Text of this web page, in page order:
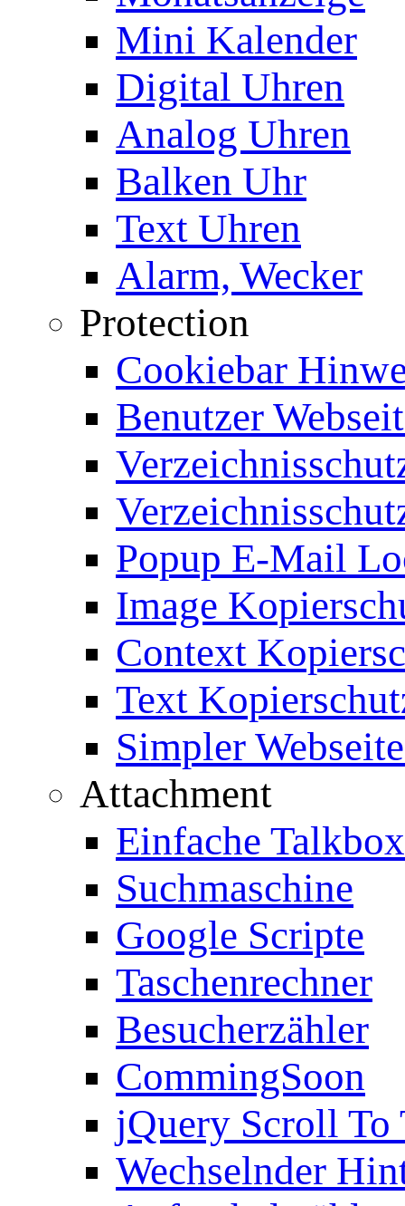
Mini Kalender
Digital Uhren
Analog Uhren
Balken Uhr
Text Uhren
Alarm, Wecker
Protection
Cookiebar
Benutzer
Popup E-Mail
Image
Context
Text
Simpler
Attachment
Einfache Talkbox
Suchmaschine
Google Scripte
Taschenrechner
Besucherzähler
CommingSoon
jQuery Scroll To
Wechselnder